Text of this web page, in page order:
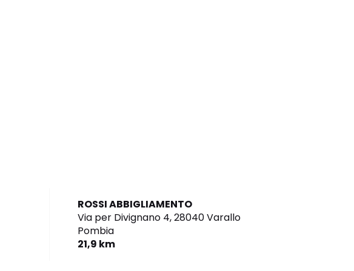
ROSSI ABBIGLIAMENTO
Via per Divignano 4,28040 Varallo
Pombia
21,9 km